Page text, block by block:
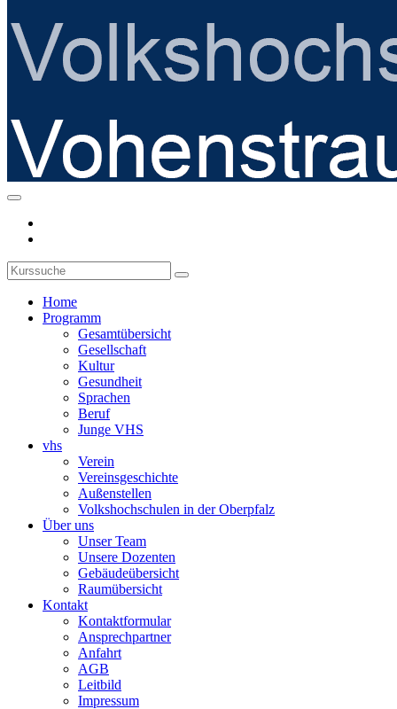
Home
Programm
Gesamtübersicht
Gesellschaft
Kultur
Gesundheit
Sprachen
Beruf
Junge VHS
vhs
Verein
Vereinsgeschichte
Außenstellen
Volkshochschulen in der Oberpfalz
Über uns
Unser Team
Unsere Dozenten
Gebäudeübersicht
Raumübersicht
Kontakt
Kontaktformular
Ansprechpartner
Anfahrt
AGB
Leitbild
Impressum